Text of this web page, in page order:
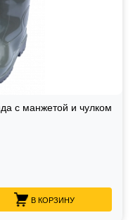
и чулком
В КОРЗИНУ